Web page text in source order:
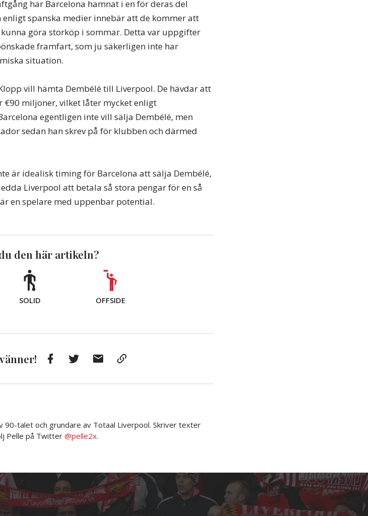
har Barcelona hamnat i en för deras del
spanska medier innebär att de kommer att
göra storköp i sommar. Detta var uppgifter
framfart, som ju säkerligen inte har
situation.
vill hämta Dembélé till Liverpool. De hävdar att
miljoner, vilket låter mycket enligt
egentligen inte vill sälja Dembélé, men
sedan han skrev på för klubben och därmed
är idealisk timing för Barcelona att sälja Dembélé,
Liverpool att betala så stora pengar för en så
en spelare med uppenbar potential.
den här artikeln?
SOLID OFFSIDE
FacebookTwitter
post
90-talet och grundare av Totaal Liverpool. Skriver texter
Pelle på Twitter @pelle2x.